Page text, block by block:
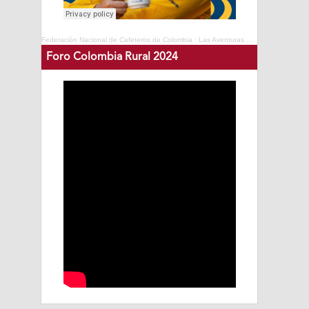
Federación Nacional de Cafeteros de Colombia · Las Aventuras del Profesor Yarumo - Cafés de Colombia Expo 2025
Foro Colombia Rural 2024